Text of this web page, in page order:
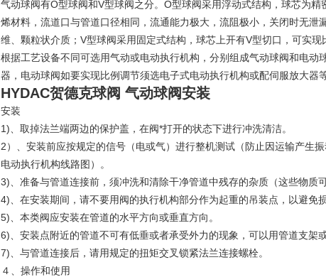
气动球阀有O型球阀和V型球阀之分。O型球阀采用浮动式结构，球芯为
烯材料，流道口与管道口径相同，流通能力极大，流阻极小，关闭时无泄
维、颗粒状介质；V型球阀采用固定式结构，球芯上开有V型切口，可实现
根据工艺设备不同可选用气动或电动执行机构，分别组成气动球阀和电动
器，电动球阀如要实现比例调节须选电子式电动执行机构或配伺服放大器等
HYDAC贺德克球阀 气动球阀安装
安装
1)、取掉法兰端两边的保护盖，在阀*打开的状态下进行冲洗清洁。
2）、安装前应按规定的信号（电或气）进行整机测试（防止因运输产生
电动执行机构线路图）。
3)、准备与管道连接前，须冲洗和清除干净管道中残存的杂质（这些物质
4)、在安装期间，请不要用阀的执行机构部分作为起重的吊装点，以避免
5)、本类阀应安装在管道的水平方向或垂直方向。
6)、安装点附近的管道不可有低垂或者承受外力的现象，可以用管道支架
7)、与管道连接后，请用规定的扭矩交叉锁紧法兰连接螺栓。
４、操作和使用